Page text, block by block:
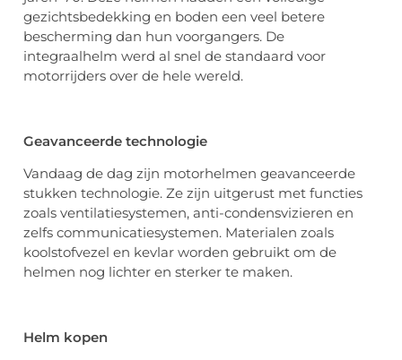
gezichtsbedekking en boden een veel betere
bescherming dan hun voorgangers. De
integraalhelm werd al snel de standaard voor
motorrijders over de hele wereld.
Geavanceerde technologie
Vandaag de dag zijn motorhelmen geavanceerde
stukken technologie. Ze zijn uitgerust met functies
zoals ventilatiesystemen, anti-condensvizieren en
zelfs communicatiesystemen. Materialen zoals
koolstofvezel en kevlar worden gebruikt om de
helmen nog lichter en sterker te maken.
Helm kopen